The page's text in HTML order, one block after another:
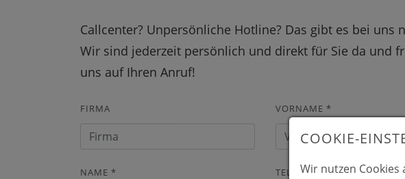
Callcenter? Unpersönliche Hotline? Das gibt es bei uns
Wir sind jederzeit persönlich und direkt für Sie da und
uns auf Ihren Anruf!
FIRMA VORNAME *
NAME * TELEFON
COOKIE-
Wir nutzen Cookies